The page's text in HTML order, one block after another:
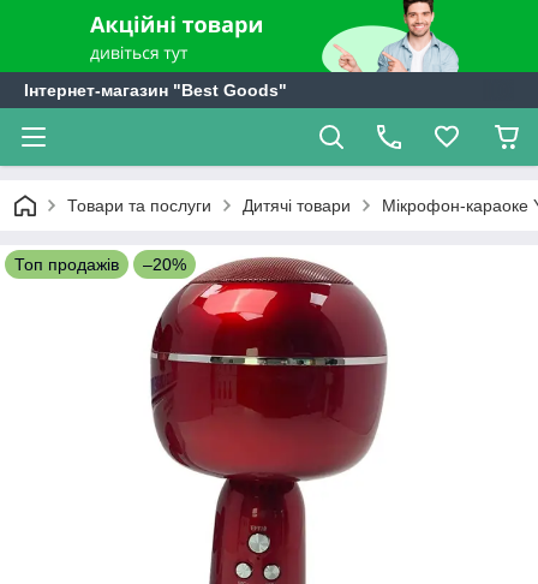
Інтернет-магазин "Best Goods"
Товари та послуги Дитячі товари Мікрофон-караоке
Топ продажів –20%